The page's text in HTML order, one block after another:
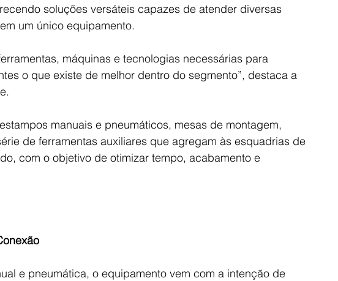
soluções versáteis capazes de atender diversas
um único equipamento.
máquinas e tecnologias necessárias para
o que existe de melhor dentro do segmento”, destaca a
manuais e pneumáticos, mesas de montagem,
de ferramentas auxiliares que agregam às esquadrias de
com o objetivo de otimizar tempo, acabamento e
e pneumática, o equipamento vem com a intenção de